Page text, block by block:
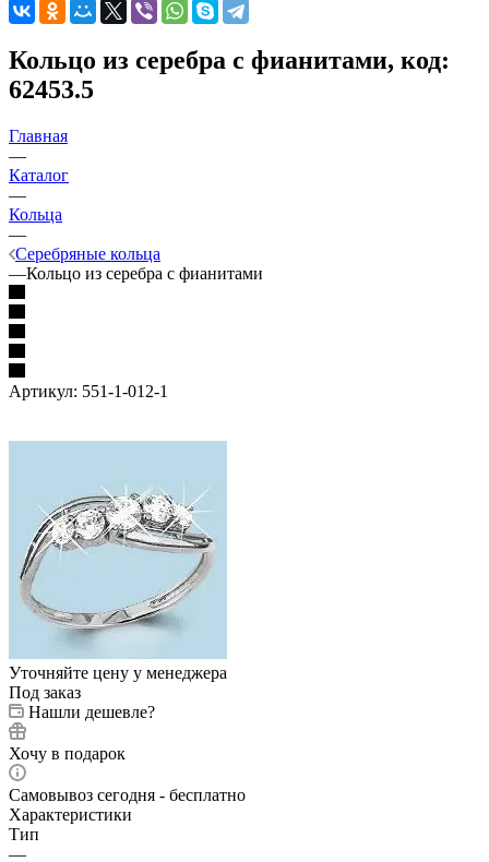
Кольцо из серебра с фианитами, код:
62453.5
Главная
—
Каталог
—
Кольца
—
Серебряные кольца
—Кольцо из серебра с фианитами
Артикул: 551-1-012-1
Уточняйте цену у менеджера
Под заказ
Нашли дешевле?
Хочу в подарок
Самовывоз сегодня - бесплатно
Характеристики
Тип
—